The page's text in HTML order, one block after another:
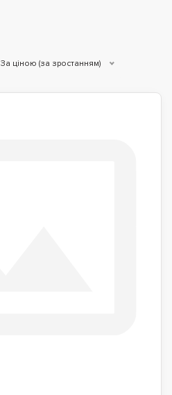
За ціною (за зростанням)